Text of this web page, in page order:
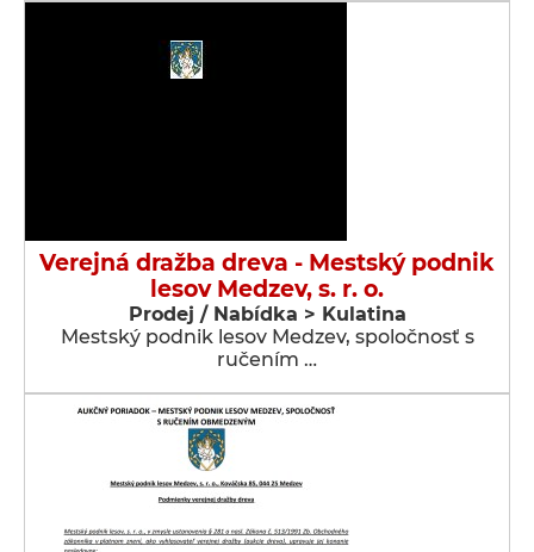
Verejná dražba dreva - Mestský podnik
lesov Medzev, s. r. o.
Prodej / Nabídka > Kulatina
Mestský podnik lesov Medzev, spoločnosť s
ručením …